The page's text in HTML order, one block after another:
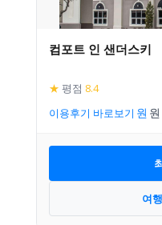
컴포트 인 샌더스키
★ 평점 8.4
이용후기 바로보기
여